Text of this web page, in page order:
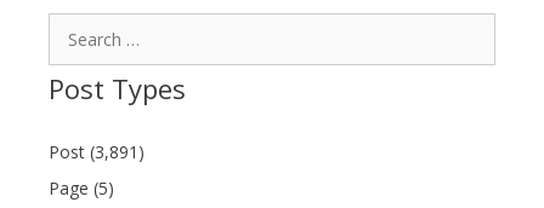
Post Types
Post (3,891)
Page (5)